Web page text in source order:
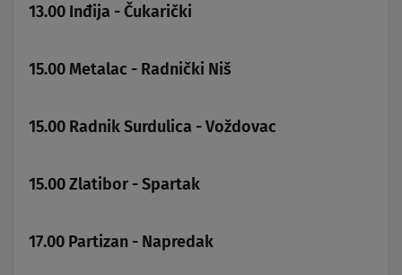
13.00 Inđija - Čukarički
15.00 Metalac - Radnički Niš
15.00 Radnik Surdulica - Voždovac
15.00 Zlatibor - Spartak
17.00 Partizan - Napredak